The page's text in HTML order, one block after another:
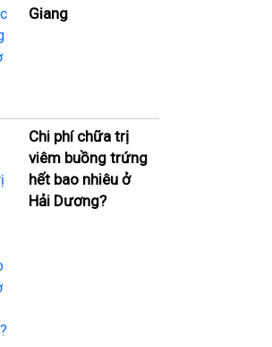
Giang
Chi phí chữa trị
viêm buồng trứng
hết bao nhiêu ở
Hải Dương?